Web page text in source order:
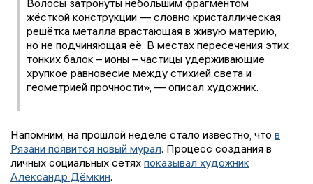
жёсткой конструкции — словно кристаллическая
решётка металла врастающая в живую материю,
но не подчиняющая её. В местах пересечения этих
тонких балок – ионы – частицы удерживающие
хрупкое равновесие между стихией света и
геометрией прочности», — описал художник.
Напомним, на прошлой неделе стало известно, что в
Рязани появится новый мурал. Процесс создания в
личных социальных сетях показывал художник
Александр Дёмкин.